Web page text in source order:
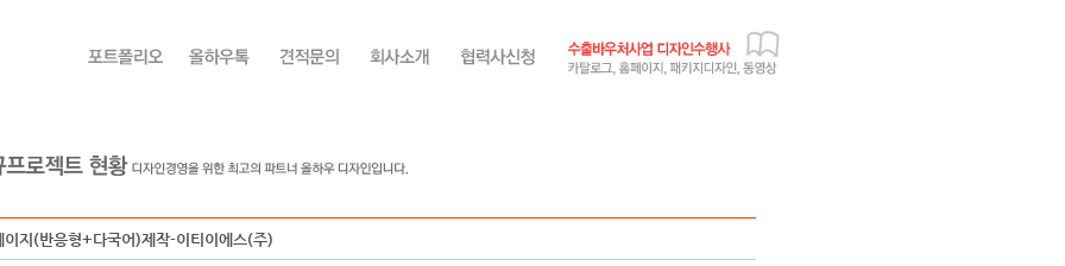
이지(반응형+다국어)제작-이티이에스(주)